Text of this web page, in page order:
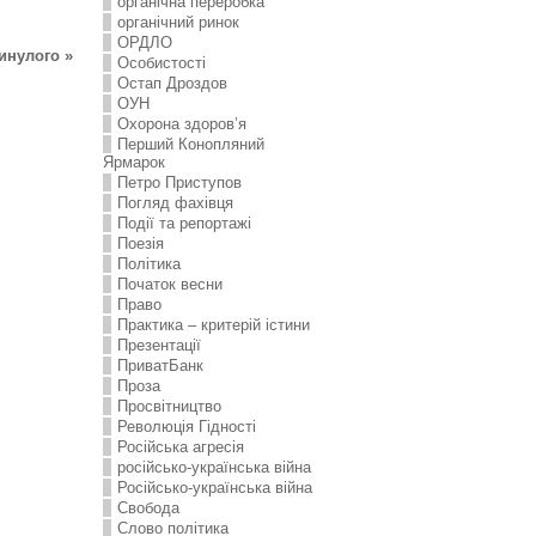
»
органічний ринок
ОРДЛО
Особистості
Остап Дроздов
ОУН
Охорона здоров’я
Перший Конопляний
Ярмарок
Петро Приступов
Погляд фахівця
Події та репортажі
Поезія
Політика
Початок весни
Право
Практика – критерій істини
Презентації
ПриватБанк
Проза
Просвітництво
Революція Гідності
Російська агресія
російсько-українська війна
Російсько-українська війна
Свобода
Слово політика